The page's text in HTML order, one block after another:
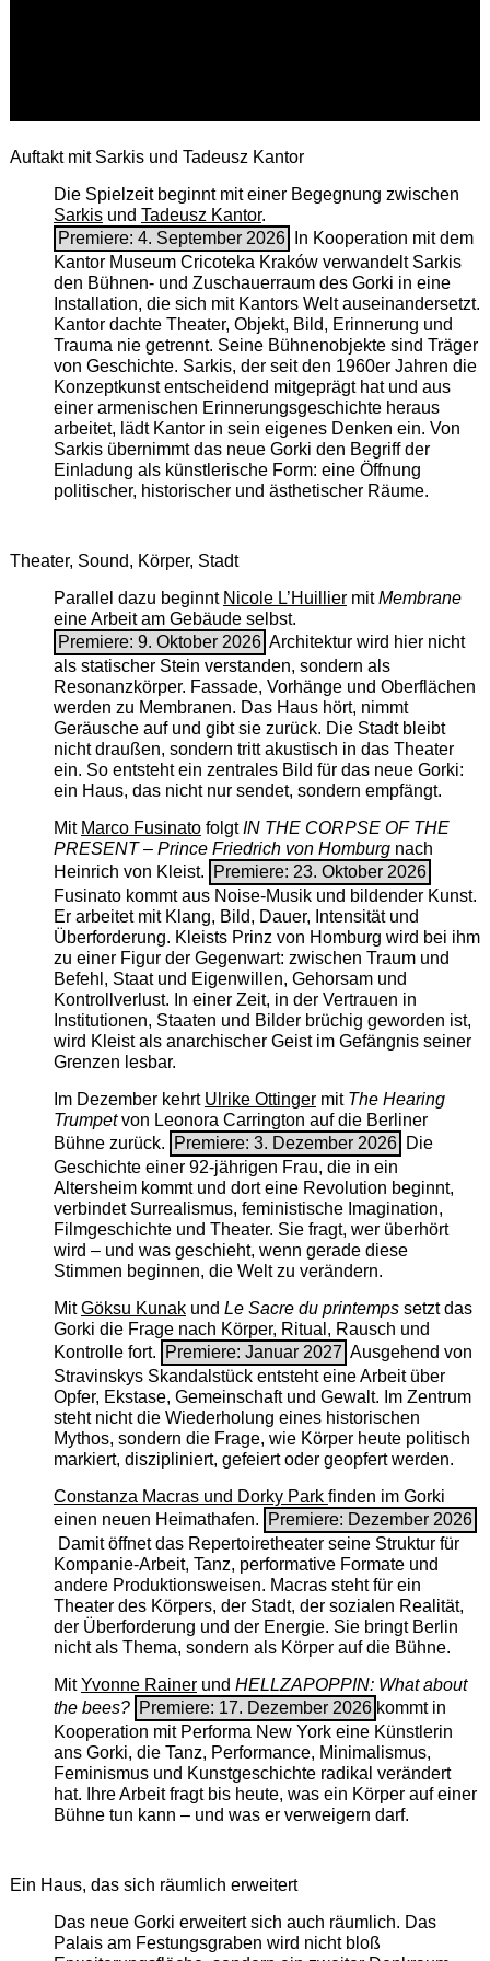
Auftakt mit Sarkis und Tadeusz Kantor
Die Spielzeit beginnt mit einer Begegnung zwischen
Sarkisund Tadeusz Kantor.
Premiere: 4. September 2026
In Kooperation mit dem
Kantor Museum Cricoteka Kraków verwandelt Sarkis
den Bühnen- und Zuschauerraum des Gorki in eine
Installation, die sich mit Kantors Welt auseinandersetzt.
Kantor dachte Theater, Objekt, Bild, Erinnerung und
Trauma nie getrennt. Seine Bühnenobjekte sind Träger
von Geschichte. Sarkis, der seit den 1960er Jahren die
Konzeptkunst entscheidend mitgeprägt hat und aus
einer armenischen ­Erinnerungsgeschichte heraus
arbeitet, lädt Kantor in sein eigenes Denken ein. Von
Sarkis übernimmt das neue Gorki den Begriff der
Einladung als künstlerische Form: eine Öffnung
politischer, historischer und ästhetischer Räume.
Theater, Sound, Körper, Stadt
Parallel dazu beginnt Nicole L’Huilliermit ­Membrane
eine Arbeit am Gebäude selbst.
Premiere: 9. Oktober 2026 Architektur wird hier nicht
als statischer Stein verstanden, sondern als
Resonanzkörper. Fassade, Vorhänge und Oberflächen
werden zu Membranen. Das Haus hört, nimmt
Geräusche auf und gibt sie zurück. Die Stadt bleibt
nicht draußen, sondern tritt akustisch in das Theater
ein. So entsteht ein zentrales Bild für das neue Gorki:
ein Haus, das nicht nur sendet, sondern empfängt.
Mit Marco FusinatofolgtIN THE CORPSE OF THE
PRESENT – Prince Friedrich von Homburgnach
Heinrich von Kleist.
Premiere: 23. Oktober 2026
Fusinato kommt aus Noise-Musik und bildender Kunst.
Er arbeitet mit Klang, Bild, Dauer, Intensität und
Überforderung. Kleists Prinz von Homburg wird bei ihm
zu einer Figur der Gegenwart: zwischen Traum und
Befehl, Staat und Eigenwillen, Gehorsam und
Kontrollverlust. In einer Zeit, in der Vertrauen in
Institutionen, Staaten und Bilder brüchig geworden ist,
wird Kleist als anarchischer Geist im Gefängnis seiner
Grenzen lesbar.
Im Dezember kehrt Ulrike Ottingermit The ­Hearing
Trumpetvon Leonora Carrington auf die Berliner
Bühne zurück.
Premiere: 3. Dezember 2026 Die
Geschichte einer 92-jährigen Frau, die in ein
Altersheim kommt und dort eine Revolution beginnt,
verbindet Surrealismus, feministische Imagination,
Filmgeschichte und Theater. Sie fragt, wer überhört
wird – und was geschieht, wenn gerade diese
Stimmen beginnen, die Welt zu verändern.
MitGöksu Kunakund Le Sacre du printempssetzt das
Gorki die Frage nach Körper, Ritual, Rausch und
Kontrolle fort.
Premiere: Januar 2027 Ausgehend von
Stravinskys Skandalstück entsteht eine Arbeit über
Opfer, Ekstase, Gemeinschaft und Gewalt. Im Zentrum
steht nicht die Wiederholung eines historischen
Mythos, sondern die Frage, wie Körper heute politisch
markiert, diszipliniert, gefeiert oder geopfert werden.
Constanza Macras und Dorky Park finden im Gorki
einen neuen Heimathafen.
Premiere: Dezember 2026
Damit öffnet das Repertoiretheater seine Struktur für
Kompanie-Arbeit, Tanz, performative Formate und
andere Produktionsweisen. Macras steht für ein
Theater des Körpers, der Stadt, der sozialen Realität,
der Überforderung und der Energie. Sie bringt Berlin
nicht als Thema, sondern als Körper auf die Bühne.
MitYvonne Rainerund HELLZAPOPPIN: What about
the bees? Premiere: 17. Dezember 2026 kommt in
Kooperation mit Performa New York eine Künstlerin
ans Gorki, die Tanz, Performance, Minimalismus,
Feminismus und Kunstgeschichte radikal verändert
hat. Ihre Arbeit fragt bis heute, was ein Körper auf einer
Bühne tun kann – und was er verweigern darf.
Ein Haus, das sich räumlich erweitert
Das neue Gorki erweitert sich auch räumlich. Das
Palais am Festungsgraben wird nicht bloß